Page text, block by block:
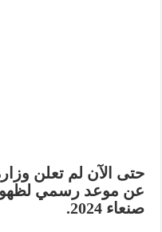
حتى الآن لم تعلن وزارة
عن موعد رسمي لظهور
صنعاء 2024.